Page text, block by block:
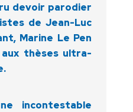
devoir parodier
de Jean-Luc
Marine Le Pen
thèses ultra-
incontestable